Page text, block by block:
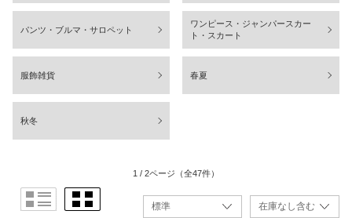
パンツ・ブルマ・サロペット
ワンピース・ジャンパースカー
ト・スカート
服飾雑貨 春夏
秋冬
1 / 2ページ （全47件）